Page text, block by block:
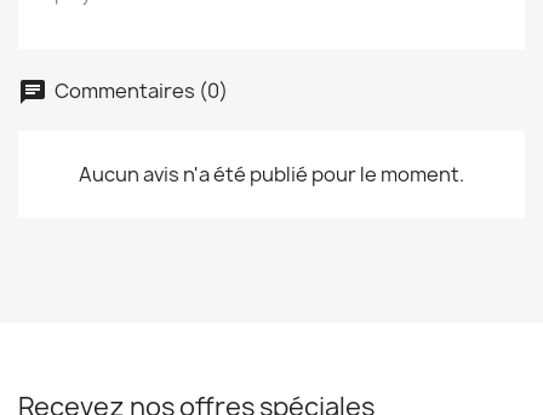
Commentaires (0)
Aucun avis n'a été publié pour le moment.
Recevez nos offres spéciales